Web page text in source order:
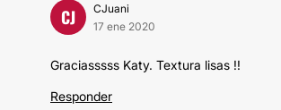
CJ
CJuani
17 ene 2020
Graciasssss Katy. Textura lisas !!
Responder